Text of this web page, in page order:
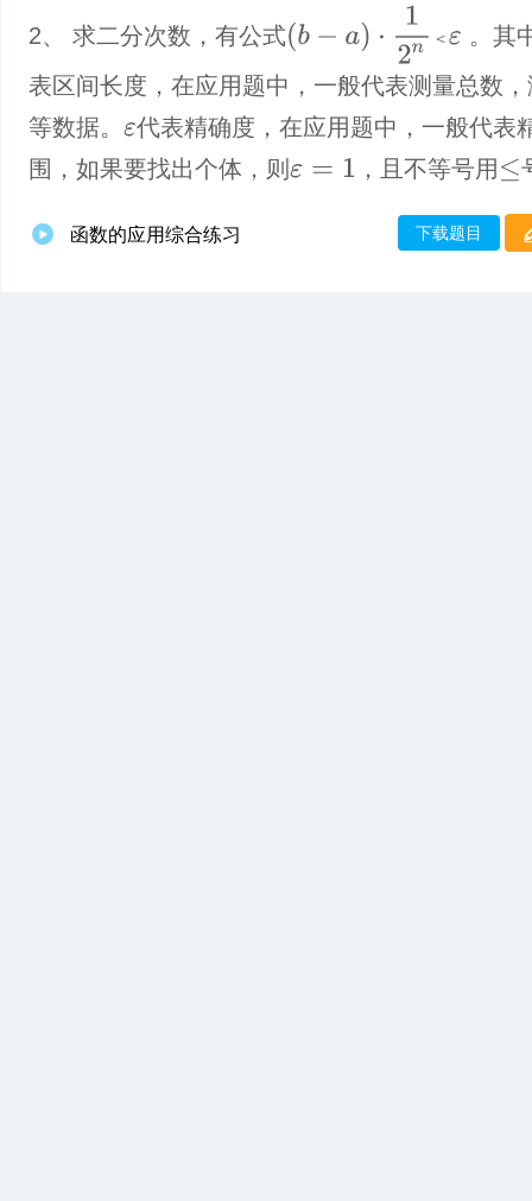
2、 求二分次数，有公式 ＜
。其
表区间长度，在应用题中，一般代表测量总数
等数据。
ε 代表精确度，在应用题中，一般代表
围，如果要找出个体，则 ε= 1 ，且不等号用 ≤
函数的应用综合练习 下载题目